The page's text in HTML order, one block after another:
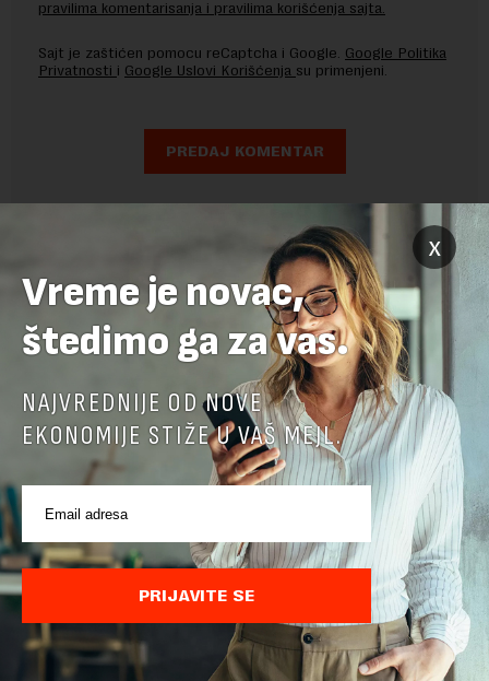
pravilima komentarisanja i pravilima korišćenja sajta.
Sajt je zaštićen pomocu reCaptcha i Google. Google Politika
Privatnosti i Google Uslovi Korišćenja su primenjeni.
POVEZANI SADRŽAJI
x
Vreme je novac,
štedimo ga za vas.
NAJVREDNIJE OD NOVE
EKONOMIJE STIŽE U VAŠ MEJL.
PRIJAVITE SE